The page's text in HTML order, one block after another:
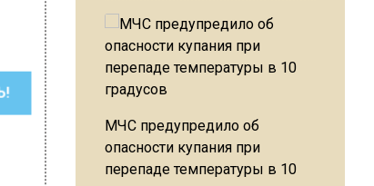
МЧС предупредило об
опасности купания при
перепаде температуры в 10